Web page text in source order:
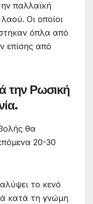
παλλαϊκή
Οι οποίοι
όπλα από
επίσης από
την Ρωσική
θα
20-30
το κενό
κατά τη γνώμη